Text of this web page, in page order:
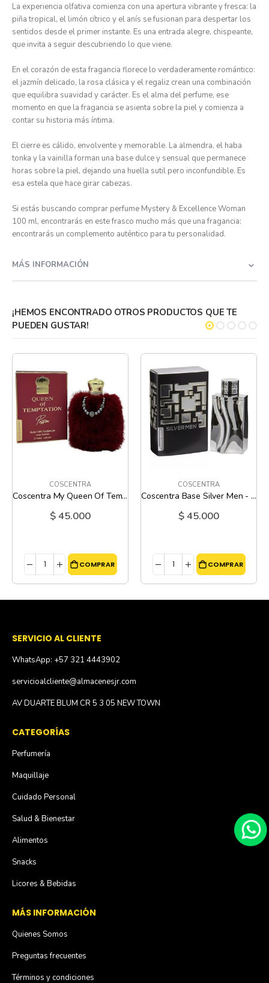
La experiencia olfativa comienza con una apertura vibrante y fresca: la
piña tropical, el limón cítrico y el anís se fusionan para despertar los
sentidos desde el primer instante. Es una entrada alegre, chispeante,
que invita a seguir descubriendo lo que viene.
En el corazón de esta fragancia florece lo verdaderamente romántico:
el jazmín delicado, la rosa clásica y el regaliz crean una combinación
que equilibra suavidad y carácter. Es el alma del perfume, ese
momento en que la fragancia se asienta sobre la piel y comienza a
contar su historia más íntima.
El cierre es cálido, envolvente y memorable. La almendra, el haba
tonka y la vainilla forman una base dulce y sensual que permanece
horas sobre la piel, dejando una huella sutil pero inconfundible. Es
esa estela que hace girar cabezas.
Si estás buscando comprar perfume Mystery & Excellence Woman
100 ml, encontrarás en este frasco mucho más que una fragancia:
encontrarás un complemento auténtico para tu personalidad.
MÁS INFORMACIÓN
¡HEMOS ENCONTRADO OTROS PRODUCTOS QUE TE
PUEDEN GUSTAR!
COSCENTRA
Coscentra My Queen Of Temptation Passion - 100 Ml
$ 45.000
COMPRAR
COSCENTRA
Coscentra Base Silver Men - 100 Ml
$ 45.000
COMPRAR
SERVICIO AL CLIENTE
WhatsApp: +57 321 4443902
servicioalcliente@almacenesjr.com
AV DUARTE BLUM CR 5 3 05 NEW TOWN
CATEGORÍAS
Perfumería
Maquillaje
Cuidado Personal
Salud & Bienestar
Alimentos
Snacks
Licores & Bebidas
MÁS INFORMACIÓN
Quienes Somos
Preguntas frecuentes
Términos y condiciones